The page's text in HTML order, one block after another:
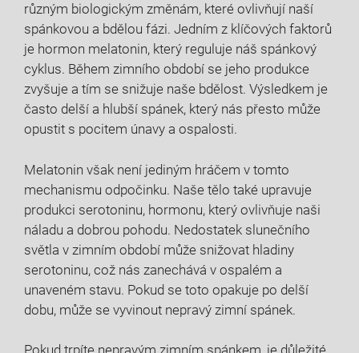
různým biologickým změnám, které ovlivňují naší
spánkovou a bdělou fázi. Jedním z klíčových faktorů
je hormon melatonin, který reguluje náš spánkový
cyklus. Během zimního období se jeho produkce
zvyšuje a tím se snižuje naše bdělost. Výsledkem je
často delší a hlubší spánek, který nás přesto může
opustit s pocitem únavy a ospalosti.
Melatonin však není jediným hráčem v tomto
mechanismu odpočinku. Naše tělo také upravuje
produkci serotoninu, hormonu, který ovlivňuje naši
náladu a dobrou pohodu. Nedostatek slunečního
světla v zimním období může snižovat hladiny
serotoninu, což nás zanechává v ospalém a
unaveném stavu. Pokud se toto opakuje po delší
dobu, může se vyvinout nepravý zimní spánek.
Pokud trpíte nepravým zimním spánkem, je důležité